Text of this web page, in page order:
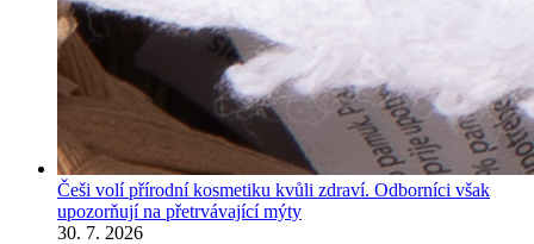
Češi volí přírodní kosmetiku kvůli zdraví. Odborníci však
upozorňují na přetrvávající mýty
30. 7. 2026